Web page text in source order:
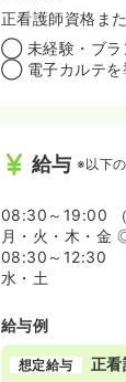
正看護師資格ま
◯ 未経験・ブラ
◯ 電子カルテを
給与 ※以下
08:30～19:00 （
月・火・木・金
08:30～12:30
水・土
給与例
想定給与 正看